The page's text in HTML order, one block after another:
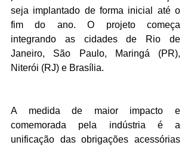
seja implantado de forma inicial até o
fim do ano. O projeto começa
integrando as cidades de Rio de
Janeiro, São Paulo, Maringá (PR),
Niterói (RJ) e Brasília.
A medida de maior impacto e
comemorada pela indústria é a
unificação das obrigações acessórias